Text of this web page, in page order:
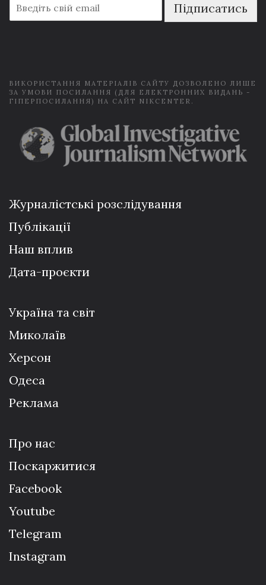
m
a
Підписатись
ВИКОРИСТАННЯ МАТЕРІАЛІВ САЙТУ ДОЗВОЛЕНО ЛИШЕ
ЗА УМОВИ ПОСИЛАННЯ (ДЛЯ ЕЛЕКТРОННИХ ВИДАНЬ -
ГІПЕРПОСИЛАННЯ) НА САЙТ NIKCENTER.
Журналістські розслідування
Публікації
Наш вплив
Дата-проєкти
Україна та світ
Миколаїв
Херсон
Одеса
Реклама
Про нас
Поскаржитися
Facebook
Youtube
Telegram
Instagram